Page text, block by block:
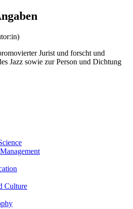
Jurist und forscht und
Jazz sowie zur Person und Dichtung
Culture